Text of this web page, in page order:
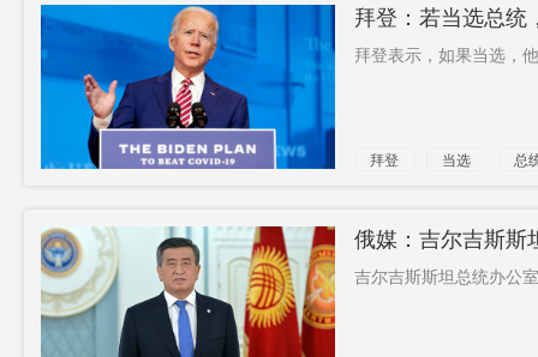
拜登：若当选总统
拜登表示，如果当选，
拜登 当选
总
俄媒：吉尔吉斯斯
吉尔吉斯斯坦总统办公